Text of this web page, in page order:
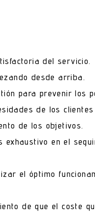
del servicio.
desde arriba.
para prevenir los
de los
de los objetivos.
en el
el óptimo
de que el coste